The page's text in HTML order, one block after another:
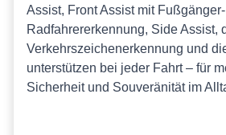
Assist, Front Assist mit
Radfahrererkennung, Side Assist,
Verkehrszeichenerkennung und
unterstützen bei jeder Fahrt – für
Sicherheit und Souveränität im